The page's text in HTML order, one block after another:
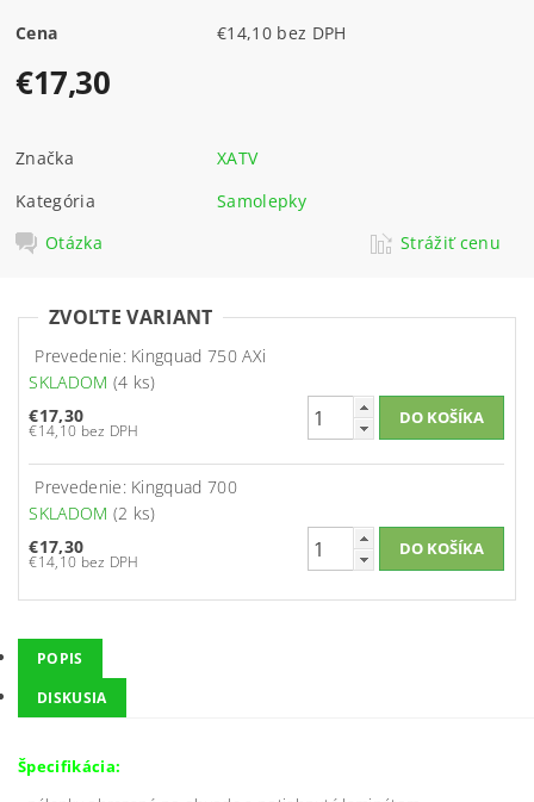
Cena €14,10 bez DPH
€17,30
Značka
XATV
Kategória
Samolepky
Otázka
Strážiť cenu
ZVOĽTE VARIANT
Prevedenie: Kingquad 750 AXi
SKLADOM (4 ks)
€17,30
€14,10 bez DPH
Prevedenie: Kingquad 700
SKLADOM (2 ks)
€17,30
€14,10 bez DPH
POPIS
DISKUSIA
Špecifikácia: